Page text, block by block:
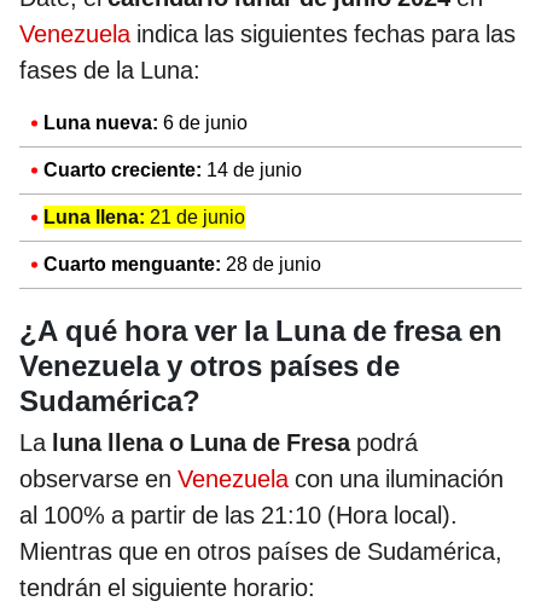
Venezuela indica las siguientes fechas para las
fases de la Luna:
Luna nueva: 6 de junio
Cuarto creciente: 14 de junio
Luna llena: 21 de junio
Cuarto menguante: 28 de junio
¿A qué hora ver la Luna de fresa en
Venezuela y otros países de
Sudamérica?
Laluna llena o Luna de Fresapodrá
observarse en Venezuelacon una iluminación
al 100% a partir de las 21:10 (Hora local).
Mientras que en otros países de Sudamérica,
tendrán el siguiente horario: